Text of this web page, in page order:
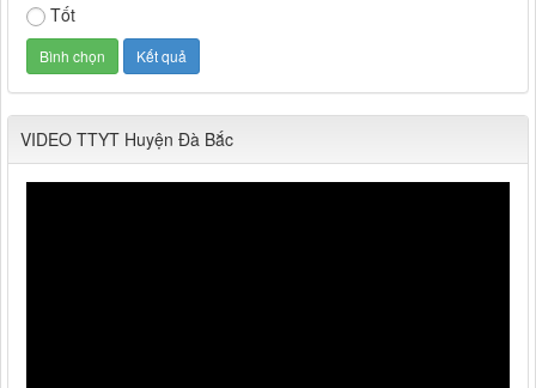
Tốt
VIDEO TTYT Huyện Đà Bắc